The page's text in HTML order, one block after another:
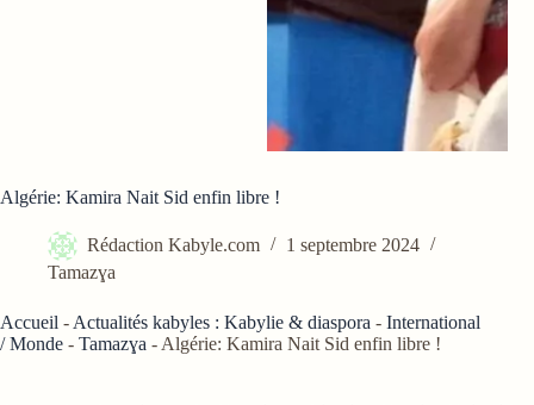
Algérie: Kamira Nait Sid enfin libre !
Rédaction Kabyle.com
1 septembre 2024
Tamazɣa
Accueil - Actualités kabyles : Kabylie & diaspora - International
/ Monde - Tamazɣa - Algérie: Kamira Nait Sid enfin libre !